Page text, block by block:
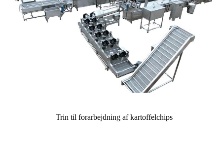
Trin til forarbejdning af kartoffelchips